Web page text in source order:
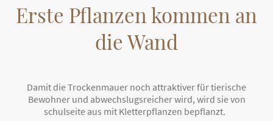
Erste Pflanzen kommen an
die Wand
Damit die Trockenmauer noch attraktiver für tierische
Bewohner und abwechslugsreicher wird, wird sie von
schulseite aus mit Kletterpflanzen bepflanzt.